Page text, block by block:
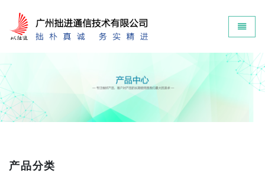
Zokin - go to homepage
Toggle
产品分类